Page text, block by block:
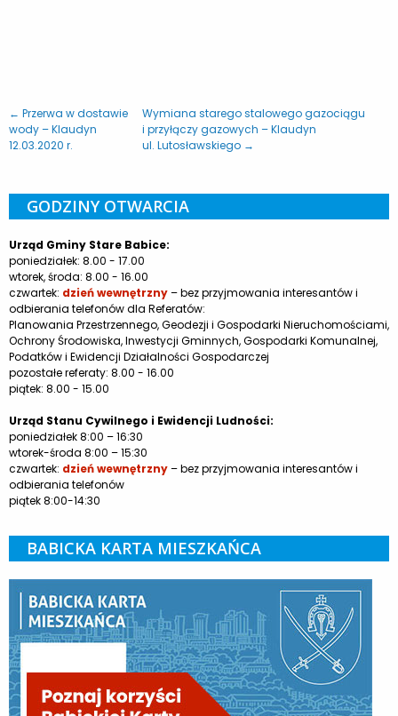
← Przerwa w dostawie
wody – Klaudyn
12.03.2020 r.
Wymiana starego stalowego gazociągu
i przyłączy gazowych – Klaudyn
ul. Lutosławskiego →
GODZINY OTWARCIA
Urząd Gminy Stare Babice:
poniedziałek: 8.00 - 17.00
wtorek, środa: 8.00 - 16.00
czwartek: dzień wewnętrzny– bez przyjmowania interesantów i
odbierania telefonów dla Referatów:
Planowania Przestrzennego, Geodezji i Gospodarki Nieruchomościami,
Ochrony Środowiska, Inwestycji Gminnych, Gospodarki Komunalnej,
Podatków i Ewidencji Działalności Gospodarczej
pozostałe referaty: 8.00 - 16.00
piątek: 8.00 - 15.00
Urząd Stanu Cywilnego i Ewidencji Ludności:
poniedziałek 8:00 – 16:30
wtorek-środa 8:00 – 15:30
czwartek: dzień wewnętrzny– bez przyjmowania interesantów i
odbierania telefonów
piątek 8:00-14:30
BABICKA KARTA MIESZKAŃCA